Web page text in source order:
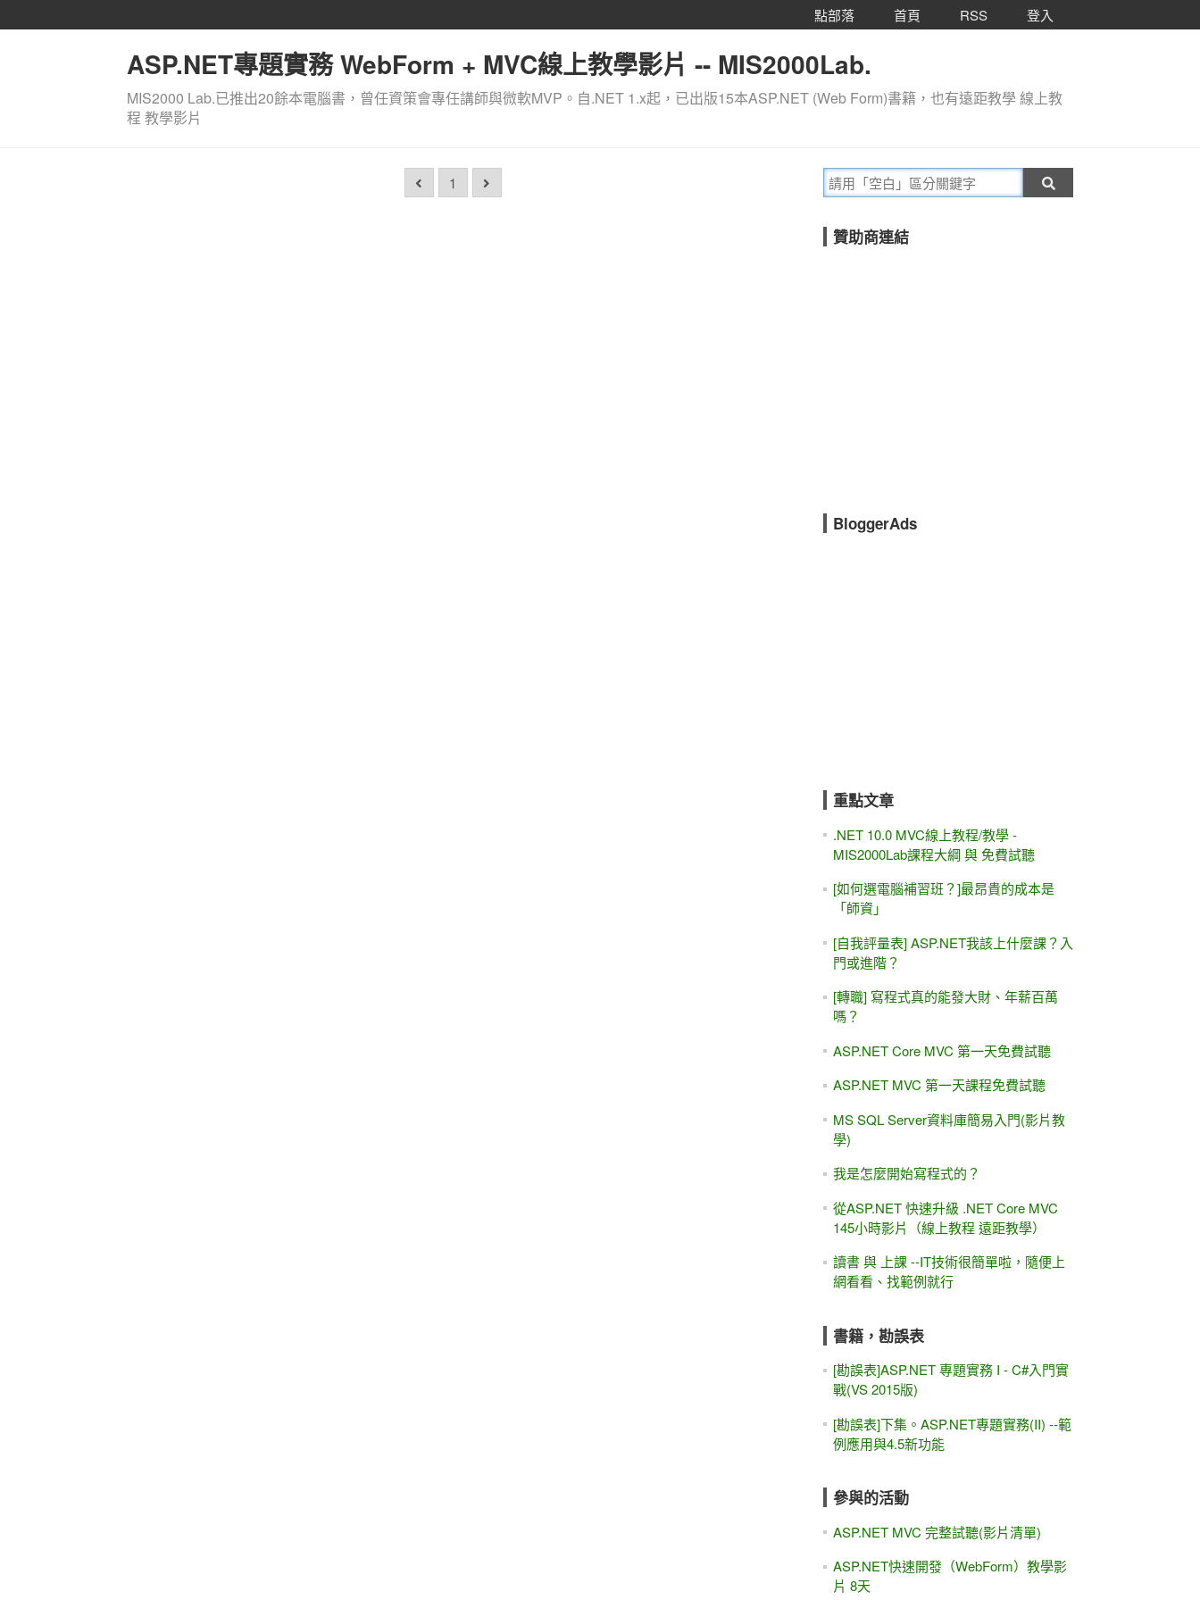
點部落 首頁 RSS 登入
ASP.NET專題實務 WebForm + MVC線上教學影片 -- MIS2000Lab.
MIS2000 Lab.已推出20餘本電腦書，曾任資策會專任講師與微軟MVP。自.NET 1.x起，已出版15本ASP.NET (Web Form)書籍，也有遠距教學 線上教
程 教學影片
1
贊助商連結
BloggerAds
重點文章
.NET 10.0 MVC線上教程/教學 -
MIS2000Lab課程大綱 與 免費試聽
[如何選電腦補習班？]最昂貴的成本是
「師資」
[自我評量表] ASP.NET我該上什麼課？入
門或進階？
[轉職] 寫程式真的能發大財、年薪百萬
嗎？
ASP.NET Core MVC 第一天免費試聽
ASP.NET MVC 第一天課程免費試聽
MS SQL Server資料庫簡易入門(影片教
學)
我是怎麼開始寫程式的？
從ASP.NET 快速升級 .NET Core MVC
145小時影片（線上教程 遠距教學）
讀書 與 上課 --IT技術很簡單啦，隨便上
網看看、找範例就行
書籍，勘誤表
[勘誤表]ASP.NET 專題實務 I - C#入門實
戰(VS 2015版)
[勘誤表]下集。ASP.NET專題實務(II) --範
例應用與4.5新功能
參與的活動
ASP.NET MVC 完整試聽(影片清單)
ASP.NET快速開發（WebForm）教學影
片 8天